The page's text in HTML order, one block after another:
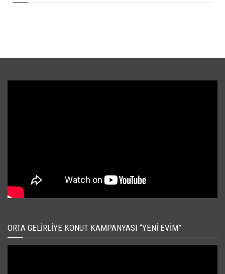
ORTA GELIRLIYE KONUT KAMPANYASI “YENI EVIM”